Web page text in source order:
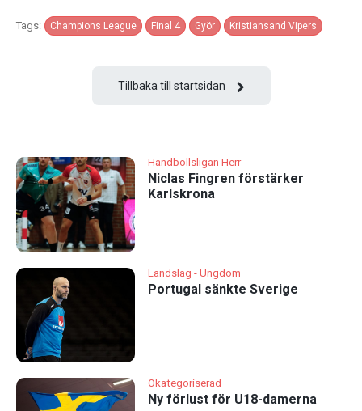
Tags: Champions League Final 4 Györ Kristiansand Vipers
Tillbaka till startsidan
Handbollsligan Herr
Niclas Fingren förstärker
Karlskrona
Landslag - Ungdom
Portugal sänkte Sverige
Okategoriserad
Ny förlust för U18-damerna